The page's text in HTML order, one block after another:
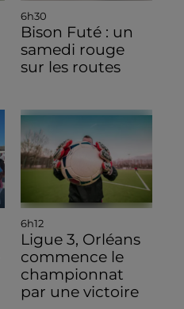
6h30
Bison Futé : un
samedi rouge
sur les routes
6h12
Ligue 3, Orléans
commence le
championnat
par une victoire